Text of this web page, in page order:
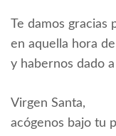
Te damos gracias
en aquella hora
y habernos dado
Virgen Santa,
acógenos bajo tu